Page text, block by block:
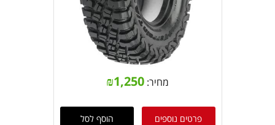
מחיר: ₪1,250
פרטים נוספים הוסף לסל